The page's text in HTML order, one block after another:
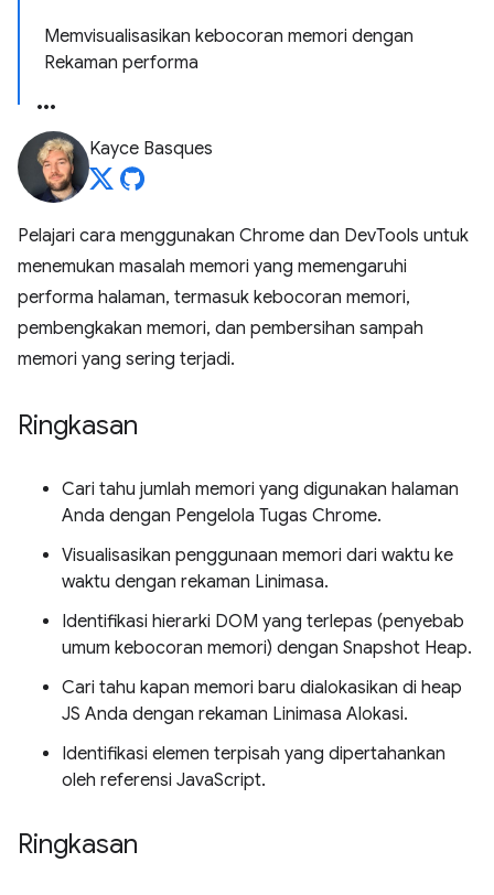
Memvisualisasikan kebocoran memori dengan
Rekaman performa
Kayce Basques
Pelajari cara menggunakan Chrome dan DevTools untuk
menemukan masalah memori yang memengaruhi
performa halaman, termasuk kebocoran memori,
pembengkakan memori, dan pembersihan sampah
memori yang sering terjadi.
Ringkasan
Cari tahu jumlah memori yang digunakan halaman
Anda dengan Pengelola Tugas Chrome.
Visualisasikan penggunaan memori dari waktu ke
waktu dengan rekaman Linimasa.
Identifikasi hierarki DOM yang terlepas (penyebab
umum kebocoran memori) dengan Snapshot Heap.
Cari tahu kapan memori baru dialokasikan di heap
JS Anda dengan rekaman Linimasa Alokasi.
Identifikasi elemen terpisah yang dipertahankan
oleh referensi JavaScript.
Ringkasan